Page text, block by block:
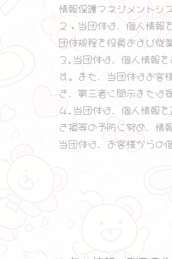
情報保護マネジメントシ
２．当団体は、個人情報
団体規程を役員および従
３.当団体は、個人情報
す。また、当団体はお客
き、第三者に開示または
４.当団体は、個人情報
き損等の予防に努め、情
当団体は、お客様からの